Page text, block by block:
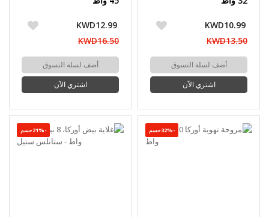
KWD10.99
KWD13.50
أضف لسلة التسوق
اشتري الآن
KWD12.99
KWD16.50
أضف لسلة التسوق
اشتري الآن
-32%حسم -21%حسم